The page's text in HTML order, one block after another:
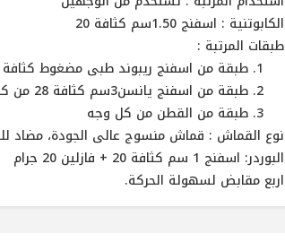
الكابوتنية : اسفنج 1.50سم كثافة 20
طبقات المرتبة :
طبقة من اسفنج ريبوند طبى مضغوط كثافة 90
طبقة من اسفنج يانسن3سم كثافة 28 من كل وجه
طبقة من القطن من كل وجه
نوع القماش : قماش منسوج عالى الجودة، مضاد
البوردر: اسفنج 1 سم كثافة 20 + فازلين 20 جرام
اربع مقابض لسهولة الحركة.